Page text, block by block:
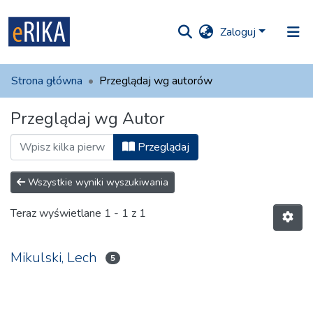
Zaloguj
i
na UAFM
Informacja
Dla autorów
Pomoc
Kontakt
Strona główna Przeglądaj wg autorów
Przeglądaj wg Autor
Przeglądaj
Wszystkie wyniki wyszukiwania
Teraz wyświetlane 1 - 1 z 1
Mikulski, Lech 5